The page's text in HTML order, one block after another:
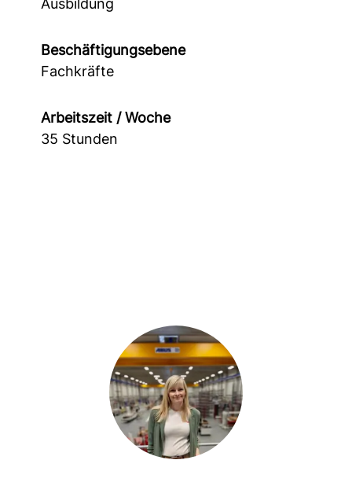
Ausbildung
Beschäftigungsebene
Fachkräfte
Arbeitszeit / Woche
35 Stunden